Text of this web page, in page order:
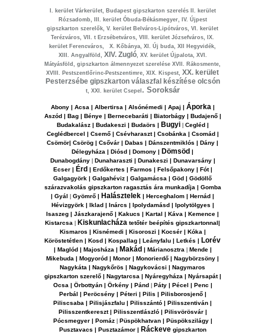
I. kerület Várkerület, Budapest gipszkarton szerelés II. kerület
Rózsadomb, III. kerület Óbuda-Békásmegyer, IV. Újpest
gipszkarton szerelők, V. kerület Belváros-Lipótváros, VI. kerület
Terézváros, VII. t Erzsébetváros, VIII. kerület Józsefváros, IX.
kerület Ferencváros, X. Kőbánya, XI. Új buda, XII Hegyvidék,
XIII. Angyalföld, XIV. Zugló, XV. kerület Újpalota, XVI.
Mátyásföld, gipszkarton álmennyezet szerelése XVII. Rákosmente,
XVIII. Pestszentlőrinc-Pestszentimre, XIX. Kispest, XX. kerület
Pesterzsébe gipszkarton válaszfal készítése olcsón
t, XXI. kerület Csepel . Soroksár
Abony | Acsa | Albertirsa | Alsónémedi | Apaj | Áporka |
Aszód | Bag | Bénye | Bernecebaráti | Biatorbágy | Budajenő |
Budakalász | Budakeszi | Budaörs | Bugyi| Cegléd |
Ceglédbercel | Csemő | Csévharaszt | Csobánka | Csomád |
Csömör| Csörög | Csővár | Dabas | Dánszentmiklós | Dány |
Délegyháza | Diósd | Domony | Dömsöd |
Dunabogdány| Dunaharaszti | Dunakeszi | Dunavarsány |
Ecser | Érd | Erdőkertes | Farmos | Felsőpakony | Fót |
Galgagyörk | Galgahéviz | Galgamácsa | Göd | Gödöllő
szárazvakolás gipszkarton ragasztás ára munkadíja | Gomba
| Gyál | Gyömrő | Halásztelek | Herceghalom | Hernád |
Hévizgyörk | Iklad | Inárcs | Ipolydamásd | Ipolytölgyes |
Isaszeg | Jászkarajenő | Kakucs | Kartal | Káva | Kemence |
Kistarcsa | Kiskunlacháza tetőtér beépítés gipszkartonnal|
Kismaros | Kisnémedi | Kisoroszi | Kocsér | Kóka |
Köröstetétlen | Kosd | Kospallag | Leányfalu | Letkés | Lorév
| Maglód | Majosháza | Makád | Márianosztra | Mende |
Mikebuda | Mogyoród | Monor | Monorierdő | Nagybörzsöny |
Nagykáta | Nagykőrös | Nagykovácsi | Nagymaros
gipszkarton szerelő | Nagytarcsa | Nyáregyháza | Nyársapát |
Ocsa | Örbottyán | Örkény | Pánd| Páty | Pécel | Penc |
Perbál | Peröcsény | Péteri | Pilis | Pilisborosjenő |
Piliscsaba | Pilisjászfalu | Pilisszántó | Pilisszentiván |
Pilisszentkereszt | Pilisszentlászló | Pilisvörösvár |
Pócsmegyer | Pomáz| Püspökhatvan | Püspökszilágy |
Pusztavacs | Pusztazámor | Ráckeve gipszkarton